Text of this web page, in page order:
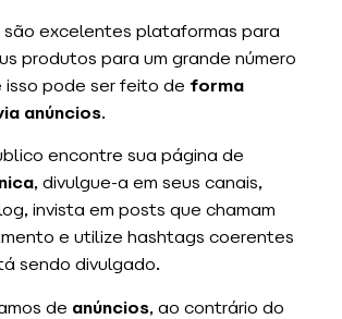
são excelentes plataformas para
produtos para um grande número
isso pode ser feito de forma
anúncios.
encontre sua página de
, divulgue-a em seus canais,
invista em posts que chamam
e utilize hashtags coerentes
sendo divulgado.
de anúncios, ao contrário do